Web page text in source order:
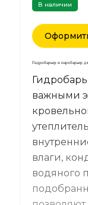
В наличии
Гидробарьер и паробарьер
важными
влаги,
водяного